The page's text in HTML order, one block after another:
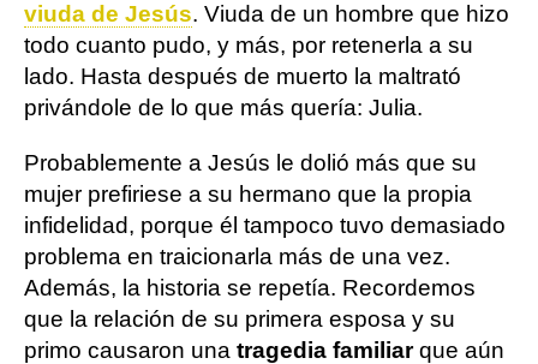
viuda de Jesús. Viuda de un hombre que hizo
todo cuanto pudo, y más, por retenerla a su
lado. Hasta después de muerto la maltrató
privándole de lo que más quería: Julia.
Probablemente a Jesús le dolió más que su
mujer prefiriese a su hermano que la propia
infidelidad, porque él tampoco tuvo demasiado
problema en traicionarla más de una vez.
Además, la historia se repetía. Recordemos
que la relación de su primera esposa y su
primo causaron una tragedia familiarque aún